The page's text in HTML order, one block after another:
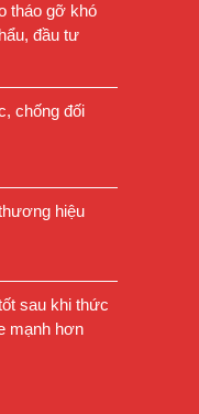
tháo gỡ khó
đầu tư
chống đối
hiệu
sau khi thức
mạnh hơn